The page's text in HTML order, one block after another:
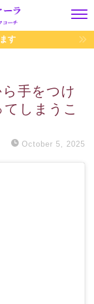
す
手をつけ
しまうこ
October 5, 2025